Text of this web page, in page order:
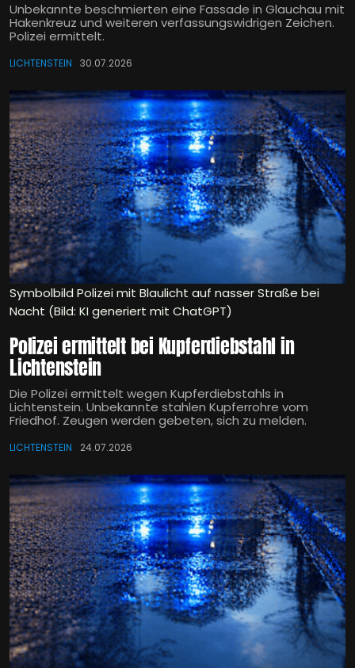
Unbekannte beschmierten eine Fassade in Glauchau mit
Hakenkreuz und weiteren verfassungswidrigen Zeichen.
Polizei ermittelt.
LICHTENSTEIN 30.07.2026
Symbolbild Polizei mit Blaulicht auf nasser Straße bei
Nacht (Bild: KI generiert mit ChatGPT)
Polizei ermittelt bei Kupferdiebstahl in
Lichtenstein
Die Polizei ermittelt wegen Kupferdiebstahls in
Lichtenstein. Unbekannte stahlen Kupferrohre vom
Friedhof. Zeugen werden gebeten, sich zu melden.
LICHTENSTEIN 24.07.2026